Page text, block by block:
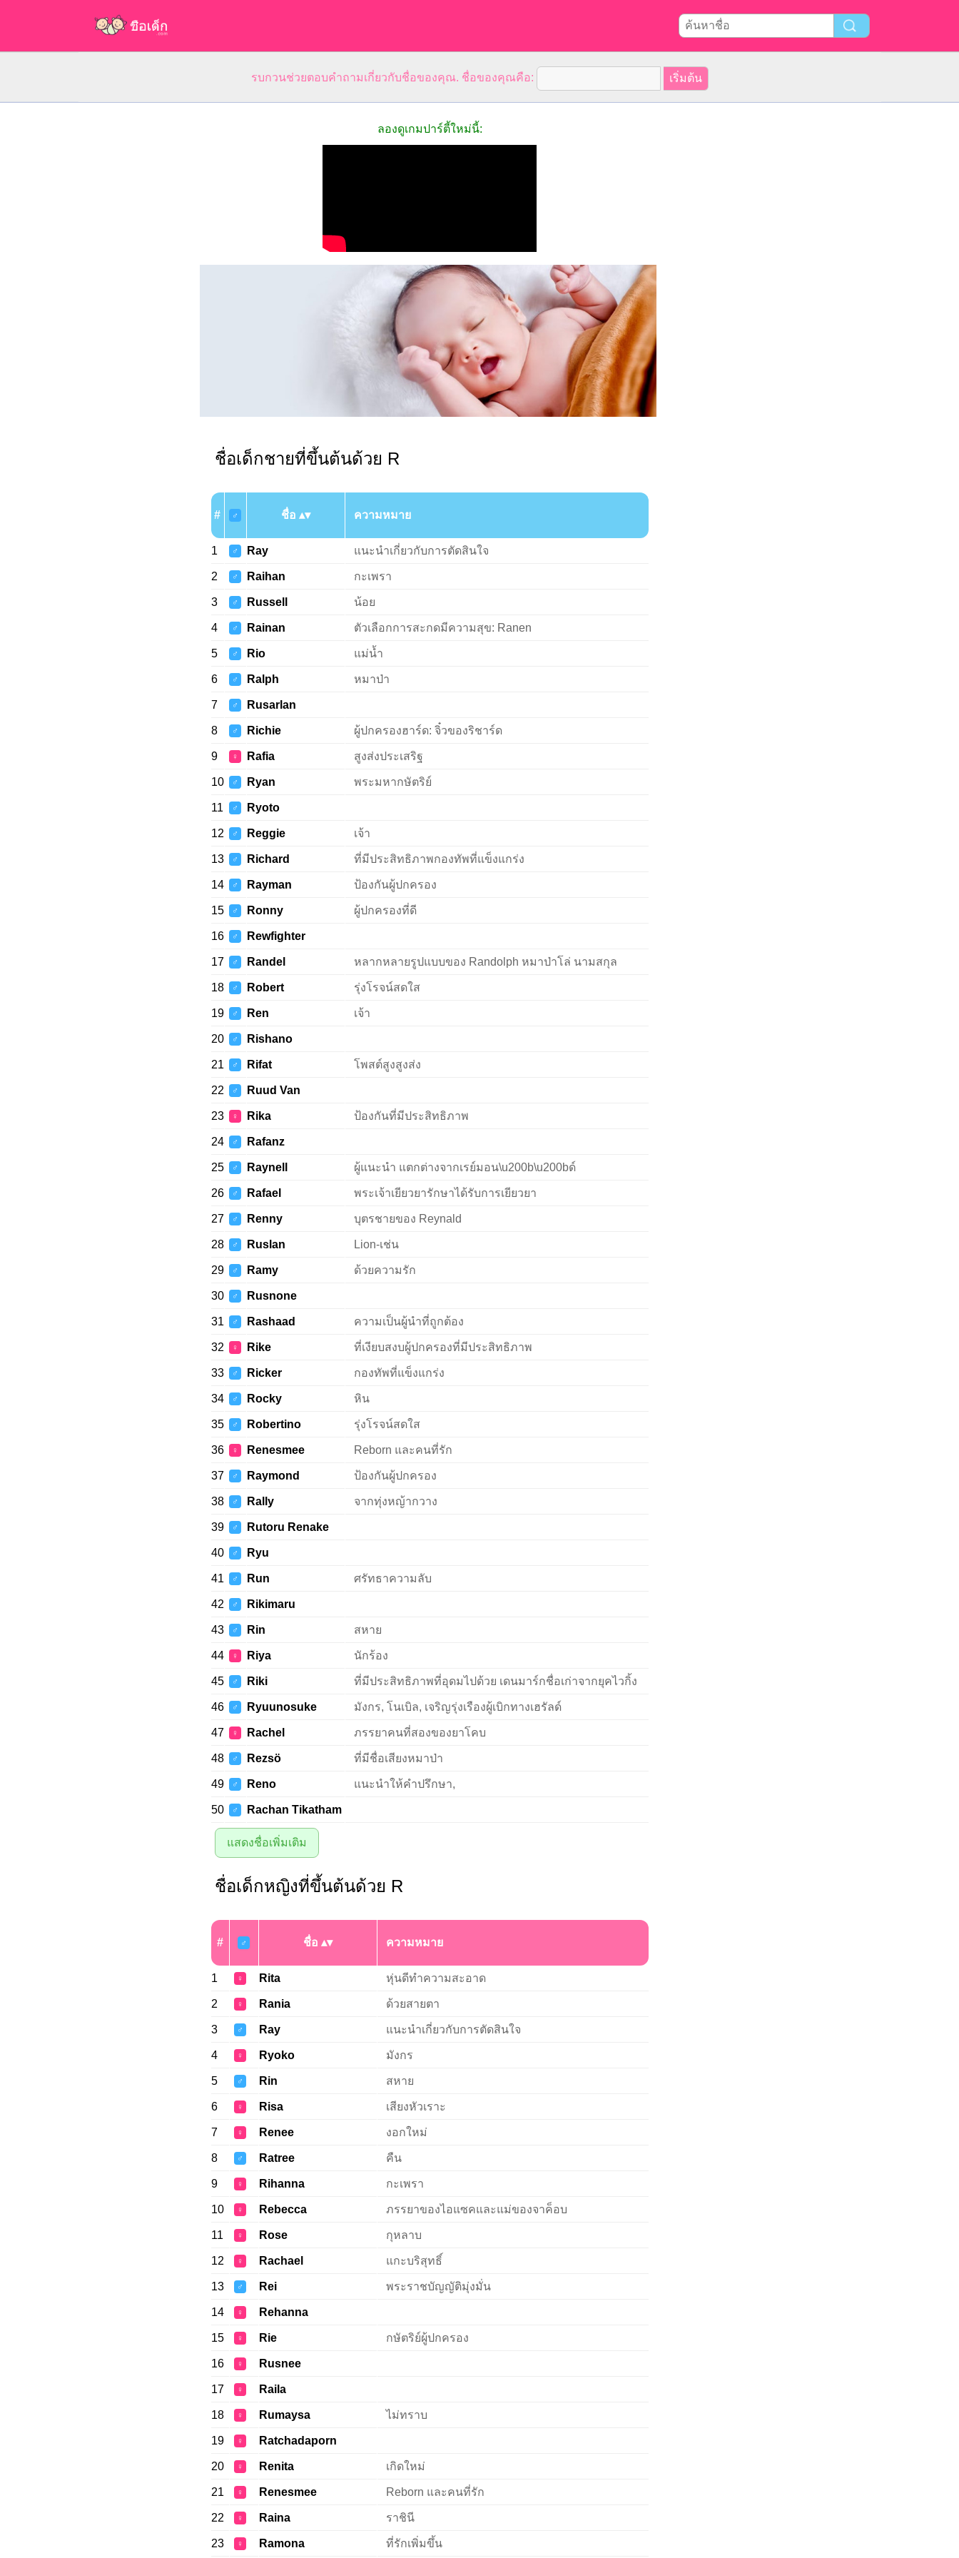
รบกวนช่วยตอบคำถามเกี่ยวกับชื่อของคุณ. ชื่อของคุณคือ:
ลองดูเกมปาร์ตี้ใหม่นี้:
ชื่อเด็กชายที่ขึ้นต้นด้วย R
# ♂ ชื่อ ความหมาย
1 ♂ Ray แนะนำเกี่ยวกับการตัดสินใจ
2 ♂ Raihan กะเพรา
3 ♂ Russell น้อย
4 ♂ Rainan ตัวเลือกการสะกดมีความสุข: Ranen
5 ♂ Rio แม่น้ำ
6 ♂ Ralph หมาป่า
7 ♂ Rusarlan
8 ♂ Richie ผู้ปกครองฮาร์ด: จิ๋วของริชาร์ด
9 ♀ Rafia สูงส่งประเสริฐ
10 ♂ Ryan พระมหากษัตริย์
11 ♂ Ryoto
12 ♂ Reggie เจ้า
13 ♂ Richard ที่มีประสิทธิภาพกองทัพที่แข็งแกร่ง
14 ♂ Rayman ป้องกันผู้ปกครอง
15 ♂ Ronny ผู้ปกครองที่ดี
16 ♂ Rewfighter
17 ♂ Randel หลากหลายรูปแบบของ Randolph หมาป่าโล่ นามสกุล
18 ♂ Robert รุ่งโรจน์สดใส
19 ♂ Ren เจ้า
20 ♂ Rishano
21 ♂ Rifat โพสต์สูงสูงส่ง
22 ♂ Ruud Van
23 ♀ Rika ป้องกันที่มีประสิทธิภาพ
24 ♂ Rafanz
25 ♂ Raynell ผู้แนะนำ แตกต่างจากเรย์มอน\u200b\u200bด์
26 ♂ Rafael พระเจ้าเยียวยารักษาได้รับการเยียวยา
27 ♂ Renny บุตรชายของ Reynald
28 ♂ Ruslan Lion-เช่น
29 ♂ Ramy ด้วยความรัก
30 ♂ Rusnone
31 ♂ Rashaad ความเป็นผู้นำที่ถูกต้อง
32 ♀ Rike ที่เงียบสงบผู้ปกครองที่มีประสิทธิภาพ
33 ♂ Ricker กองทัพที่แข็งแกร่ง
34 ♂ Rocky หิน
35 ♂ Robertino รุ่งโรจน์สดใส
36 ♀ Renesmee Reborn และคนที่รัก
37 ♂ Raymond ป้องกันผู้ปกครอง
38 ♂ Rally จากทุ่งหญ้ากวาง
39 ♂ Rutoru Renake
40 ♂ Ryu
41 ♂ Run ศรัทธาความลับ
42 ♂ Rikimaru
43 ♂ Rin สหาย
44 ♀ Riya นักร้อง
45 ♂ Riki ที่มีประสิทธิภาพที่อุดมไปด้วย เดนมาร์กชื่อเก่าจากยุคไวกิ้ง
46 ♂ Ryuunosuke มังกร, โนเบิล, เจริญรุ่งเรืองผู้เบิกทางเฮรัลด์
47 ♀ Rachel ภรรยาคนที่สองของยาโคบ
48 ♂ Rezsö ที่มีชื่อเสียงหมาป่า
49 ♂ Reno แนะนำให้คำปรึกษา,
50 ♂ Rachan Tikatham
แสดงชื่อเพิ่มเติม
ชื่อเด็กหญิงที่ขึ้นต้นด้วย R
# ♂ ชื่อ ความหมาย
1 ♀ Rita หุ่นดีทำความสะอาด
2 ♀ Rania ด้วยสายตา
3 ♂ Ray แนะนำเกี่ยวกับการตัดสินใจ
4 ♀ Ryoko มังกร
5 ♂ Rin สหาย
6 ♀ Risa เสียงหัวเราะ
7 ♀ Renee งอกใหม่
8 ♂ Ratree คืน
9 ♀ Rihanna กะเพรา
10 ♀ Rebecca ภรรยาของไอแซคและแม่ของจาค็อบ
11 ♀ Rose กุหลาบ
12 ♀ Rachael แกะบริสุทธิ์
13 ♂ Rei พระราชบัญญัติมุ่งมั่น
14 ♀ Rehanna
15 ♀ Rie กษัตริย์ผู้ปกครอง
16 ♀ Rusnee
17 ♀ Raila
18 ♀ Rumaysa ไม่ทราบ
19 ♀ Ratchadaporn
20 ♀ Renita เกิดใหม่
21 ♀ Renesmee Reborn และคนที่รัก
22 ♀ Raina ราชินี
23 ♀ Ramona ที่รักเพิ่มขึ้น